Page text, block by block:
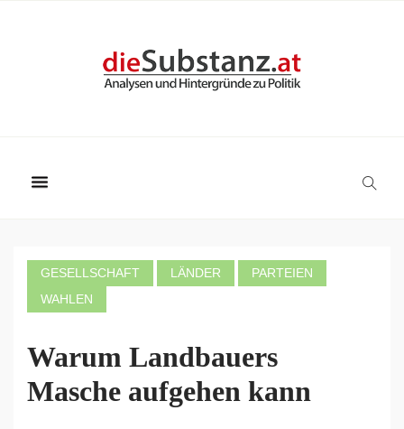
GESELLSCHAFT LÄNDER
PARTEIEN
WAHLEN
Warum Landbauers
Masche aufgehen kann